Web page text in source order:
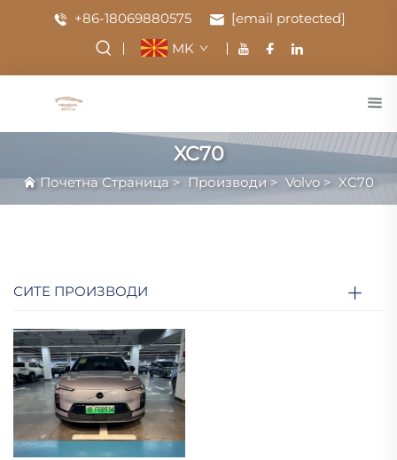
+86-18069880575
[email protected]
MK
XC70
Почетна Страница > Производи > Volvo > XC70
СИТЕ ПРОИЗВОДИ